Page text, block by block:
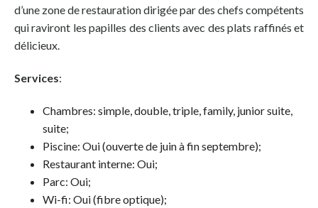
d’une zone de restauration dirigée par des chefs compétents
qui raviront les papilles des clients avec des plats raffinés et
délicieux.
Services:
Chambres: simple, double, triple, family, junior suite,
suite;
Piscine: Oui (ouverte de juin à fin septembre);
Restaurant interne: Oui;
Parc: Oui;
Wi-fi: Oui (fibre optique);